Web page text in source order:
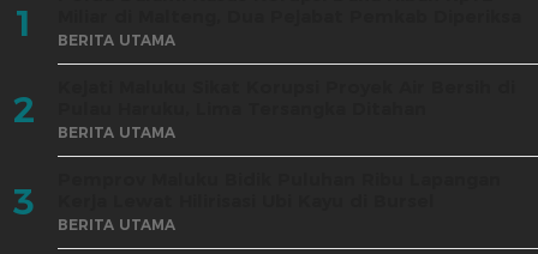
1 BERITA UTAMA
2 BERITA UTAMA
3 BERITA UTAMA